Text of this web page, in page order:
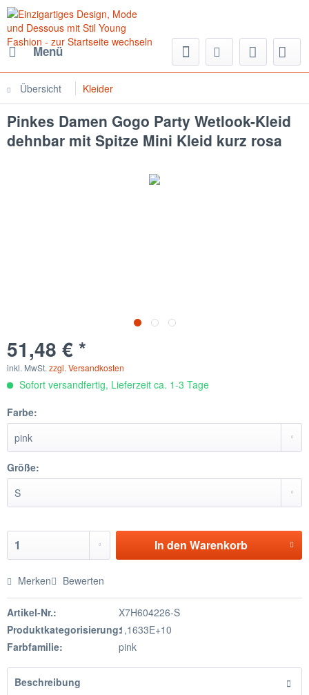
Menü
Übersicht Kleider
Pinkes Damen Gogo Party Wetlook-Kleid
dehnbar mit Spitze Mini Kleid kurz rosa
51,48 € *
inkl. MwSt. zzgl. Versandkosten
Sofort versandfertig, Lieferzeit ca. 1-3 Tage
Farbe:
Größe:
In den Warenkorb
Merken Bewerten
Artikel-Nr.:
X7H604226-S
Produktkategorisierung:1,1633E+10
Farbfamilie:
pink
Beschreibung